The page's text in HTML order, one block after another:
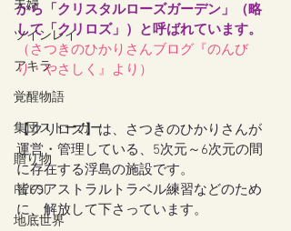
夫婦
ツインレイ
アキラ
覚醒物語
集団ストーカー
贈り物
REFSI
地底世界
から「クリスタルローズガーデン」（略
して「クリロズ」）と呼ばれています。
（さつきのひかりさんブログ『のんび
り・やさしく 』より）
【クリロズ】は、さつきのひかりさんが
運営・管理している、5次元～6次元の間
に存在する浮島の施設です。
皆のアストラルトラベル練習などのため
に、解放して下さっています。